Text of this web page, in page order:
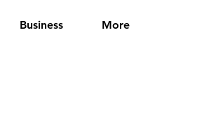
Business More